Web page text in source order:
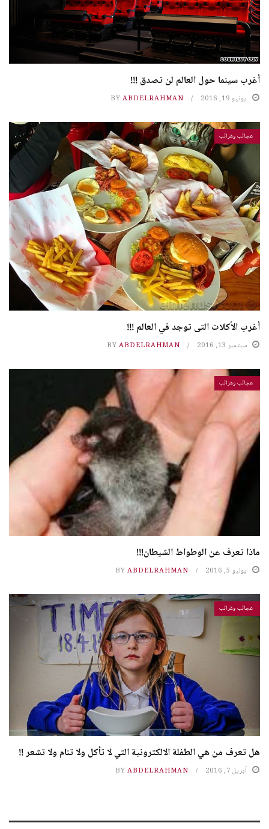
أغرب سينما حول العالم لن تصدق !!!
يونيو 19, 2016 BY ABDELRAHMAN
عجائب وغرائب
أغرب الأكلات التى توجد في العالم !!!
سبتمبر 13, 2016 BY ABDELRAHMAN
عجائب وغرائب
ماذا تعرف عن الوطواط الشيطان!!!
يوليو 5, 2016 BY ABDELRAHMAN
عجائب وغرائب
هل تعرف من هي الطفلة الالكترونية التي لا تأكل ولا تنام ولا تشعر !!
أبريل 7, 2016 BY ABDELRAHMAN